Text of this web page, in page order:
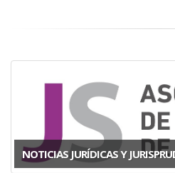
NOTICIAS JURÍDICAS Y